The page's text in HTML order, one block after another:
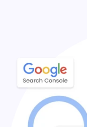
vos besoins
conception de site
sur mesure ou d'une
boutique, nous
HulkApps, vous
ligne dont vous avez